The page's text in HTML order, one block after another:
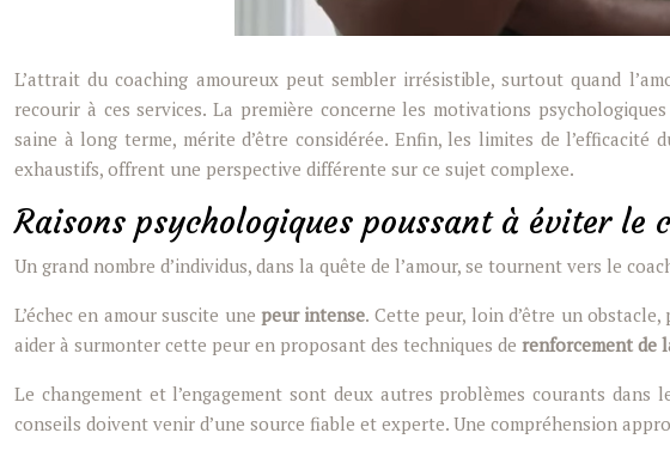
L’attrait du coaching amoureux peut sembler irrésistible, surtout quand
recourir à ces services. La première concerne les motivations
saine à long terme, mérite d’être considérée. Enfin, les limites de
exhaustifs, offrent une perspective différente sur ce sujet complexe.
Raisons psychologiques poussant à éviter le
Un grand nombre d’individus, dans la quête de l’amour, se tournent vers le
L’échec en amour suscite une peur intense. Cette peur, loin d’être un
aider à surmonter cette peur en proposant des techniques de renforcement de
Le changement et l’engagement sont deux autres problèmes courants
conseils doivent venir d’une source fiable et experte. Une compréhension